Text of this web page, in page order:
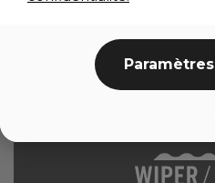
Paramètres